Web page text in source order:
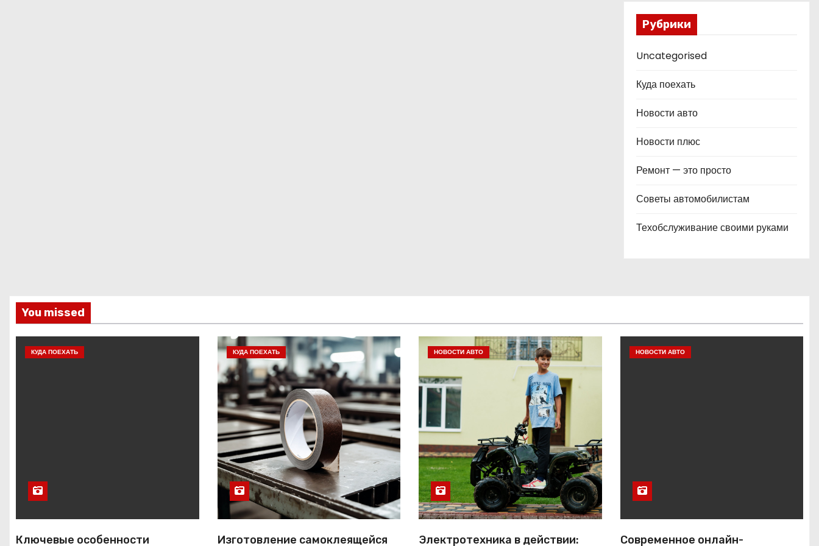
Рубрики
Uncategorised
Куда поехать
Новости авто
Новости плюс
Ремонт — это просто
Советы автомобилистам
Техобслуживание своими руками
You missed
КУДА ПОЕХАТЬ
Ключевые особенности
КУДА ПОЕХАТЬ
Изготовление самоклеящейся
НОВОСТИ АВТО
Электротехника в действии:
НОВОСТИ АВТО
Современное онлайн-